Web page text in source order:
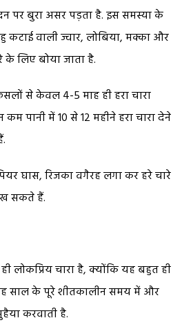
पर बुरा असर पड़ता है. इस समस्या के
वाली ज्वार, लोबिया, मक्का और
लिए बोया जाता है.
से केवल 4-5 माह ही हरा चारा
पानी में 10 से 12 महीने हरा चारा देने
घास, रिजका वगैरह लगा कर हरे चारे
सकते हैं.
चारा है, क्योंकि यह बहुत ही
यह साल के पूरे शीतकालीन समय में और
करवाती है.